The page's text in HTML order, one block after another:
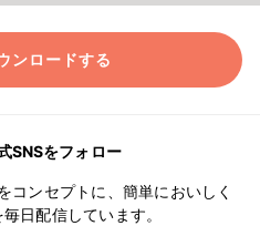
ンロードする
SNSをフォロー
コンセプトに、簡単においしく
日配信しています。